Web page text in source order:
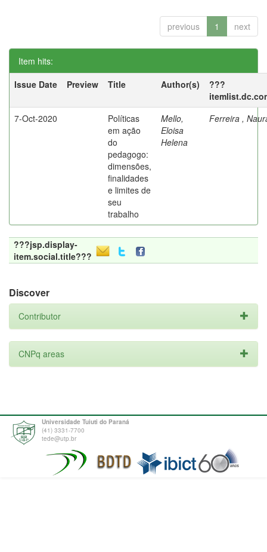
previous 1 next
Item hits:
Issue Date
Preview Title Author(s)
???
7-Oct-2020
Políticas
em ação
do
pedagogo:
dimensões,
finalidades
e limites de
seu
trabalho
Mello,
Eloisa
Helena
Ferreira ,
???jsp.display-
item.social.title???
Discover
Contributor
CNPq areas
Universidade Tuiuti do Paraná
(41) 3331-7700
tede@utp.br